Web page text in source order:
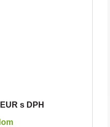
s DPH